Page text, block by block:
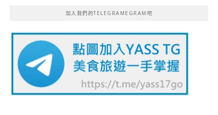
加入我們的TELEGRAMEGRAM吧